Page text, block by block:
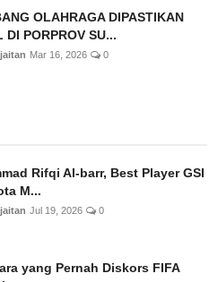
OLAHRAGA DIPASTIKAN
DI PORPROV SU...
Mar 16, 2026 0
Rifqi Al-barr, Best Player GSI
M...
Jul 19, 2026 0
yang Pernah Diskors FIFA